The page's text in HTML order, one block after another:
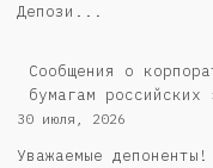
Депози...
Cообщения о
бумагам российских
30 июля, 2026
Уважаемые